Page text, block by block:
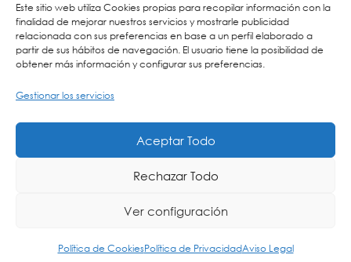
Este sitio web utiliza Cookies propias para recopilar información con la
finalidad de mejorar nuestros servicios y mostrarle publicidad
relacionada con sus preferencias en base a un perfil elaborado a
partir de sus hábitos de navegación. El usuario tiene la posibilidad de
obtener más información y configurar sus preferencias.
Gestionar los servicios
Aceptar Todo
Rechazar Todo
Ver configuración
Política de CookiesPolítica de PrivacidadAviso Legal
Aviso Legal-Buzón Ético
La Consulta Creativa